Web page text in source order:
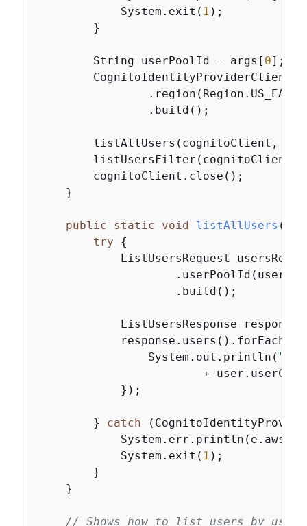
            System.exit(
1 );
        }
        String userPoolId = args[
0];
CognitoIdentityProviderClient
                .build();
listAllUsers(cognitoClient,
listUsersFilter(cognitoClient,
        cognitoClient.close();
    }
public static void listAllUsers
try
{
ListUsersRequest
                    .build();
ListUsersResponse
                System.out.println(
+
            });
        }
catch
            System.exit(
1 );
        }
    }
// Shows how to list users by